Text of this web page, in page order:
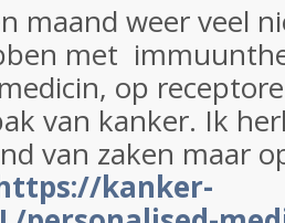
maand weer veel
met
op
van kanker. Ik
van zaken maar
kanker-